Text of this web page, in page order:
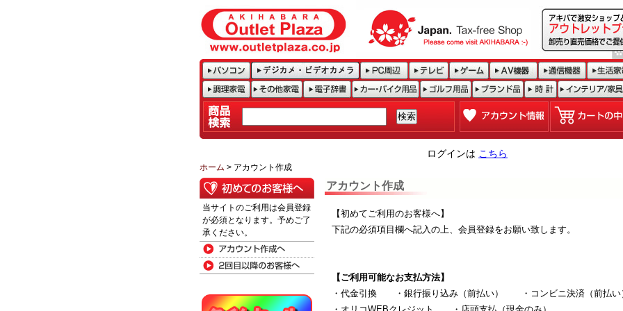
ログインは こちら
ホーム > アカウント作成
アカウント作成
【初めてご利用のお客様へ】
下記の必須項目欄へ記入の上、会員登録をお願い致します。
【ご利用可能なお支払方法】
・代金引換 ・銀行振り込み（前払い） ・コンビニ決済（前払い
当サイトのご利用は会員登録
が必須となります。予めご了
承ください。